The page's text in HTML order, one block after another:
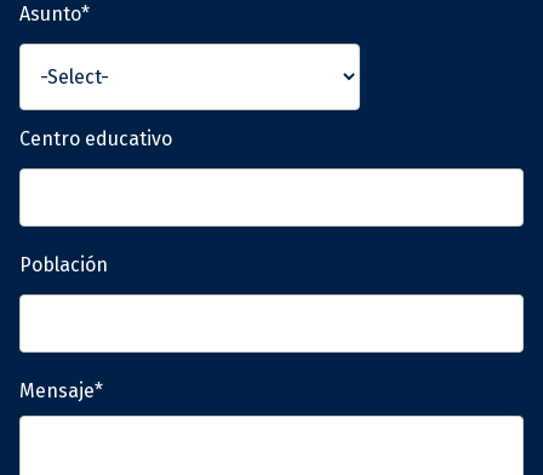
Asunto*
Centro educativo
Población
Mensaje*